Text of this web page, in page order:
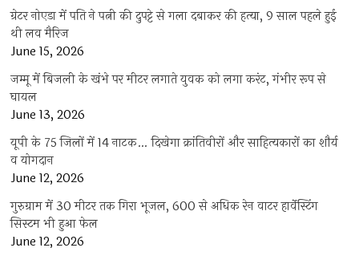
ग्रेटर नोएडा में पति ने पत्नी की दुपट्टे से गला दबाकर की हत्या, 9 साल पहले हुई
थी लव मैरिज
June 15, 2026
जम्मू में बिजली के खंभे पर मीटर लगाते युवक को लगा करंट, गंभीर रूप से
घायल
June 13, 2026
यूपी के 75 जिलों में 14 नाटक… दिखेगा क्रांतिवीरों और साहित्यकारों का शौर्य
व योगदान
June 12, 2026
गुरुग्राम में 30 मीटर तक गिरा भूजल, 600 से अधिक रेन वाटर हार्वेस्टिंग
सिस्टम भी हुआ फेल
June 12, 2026